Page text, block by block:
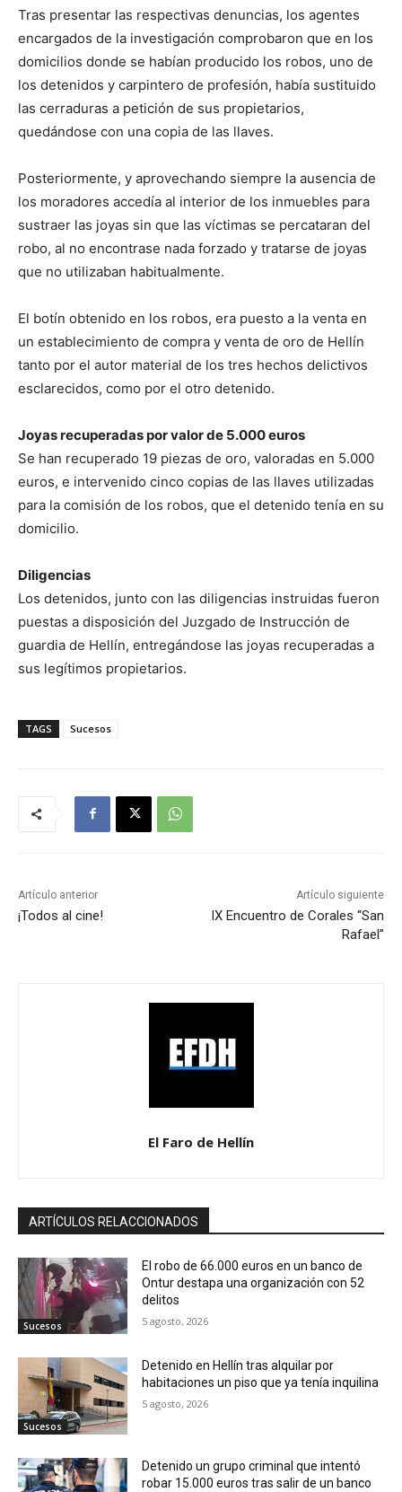
Tras presentar las respectivas denuncias, los agentes
encargados de la investigación comprobaron que en los
domicilios donde se habían producido los robos, uno de
los detenidos y carpintero de profesión, había sustituido
las cerraduras a petición de sus propietarios,
quedándose con una copia de las llaves.
Posteriormente, y aprovechando siempre la ausencia de
los moradores accedía al interior de los inmuebles para
sustraer las joyas sin que las víctimas se percataran del
robo, al no encontrase nada forzado y tratarse de joyas
que no utilizaban habitualmente.
El botín obtenido en los robos, era puesto a la venta en
un establecimiento de compra y venta de oro de Hellín
tanto por el autor material de los tres hechos delictivos
esclarecidos, como por el otro detenido.
Joyas recuperadas por valor de 5.000 euros
Se han recuperado 19 piezas de oro, valoradas en 5.000
euros, e intervenido cinco copias de las llaves utilizadas
para la comisión de los robos, que el detenido tenía en su
domicilio.
Diligencias
Los detenidos, junto con las diligencias instruidas fueron
puestas a disposición del Juzgado de Instrucción de
guardia de Hellín, entregándose las joyas recuperadas a
sus legítimos propietarios.
TAGS Sucesos
Artículo anterior
¡Todos al cine!
Artículo siguiente
IX Encuentro de Corales “San
Rafael”
El Faro de Hellín
ARTÍCULOS RELACCIONADOS
Sucesos
El robo de 66.000 euros en un banco de
Ontur destapa una organización con 52
delitos
5 agosto, 2026
Sucesos
Detenido en Hellín tras alquilar por
habitaciones un piso que ya tenía inquilina
5 agosto, 2026
Detenido un grupo criminal que intentó
robar 15.000 euros tras salir de un banco